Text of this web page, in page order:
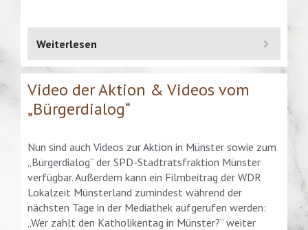
Weiterlesen
Video der Aktion & Videos vom
„Bürgerdialog“
Nun sind auch Videos zur Aktion in Münster sowie zum
„Bürgerdialog“ der SPD-Stadtratsfraktion Münster
verfügbar. Außerdem kann ein Filmbeitrag der WDR
Lokalzeit Münsterland zumindest während der
nächsten Tage in der Mediathek aufgerufen werden:
„Wer zahlt den Katholikentag in Münster?“ weiter